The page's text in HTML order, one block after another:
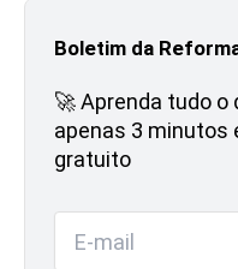
Boletim da
🚀 Aprenda tudo o
apenas 3 minutos
gratuito